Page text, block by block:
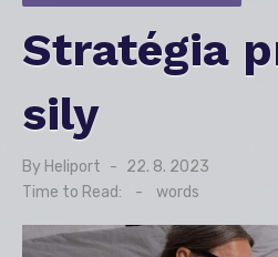
Stratégia
sily
By Heliport
Posted
22. 8. 2023
Time to Read:
- words